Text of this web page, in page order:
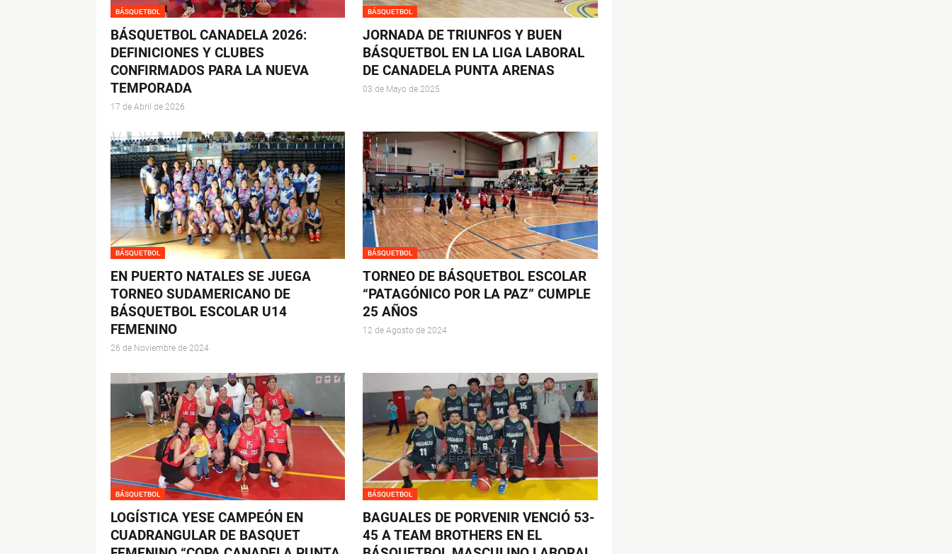
BÁSQUETBOL
BÁSQUETBOL CANADELA 2026:
DEFINICIONES Y CLUBES
CONFIRMADOS PARA LA NUEVA
TEMPORADA
17 de Abril de 2026
BÁSQUETBOL
JORNADA DE TRIUNFOS Y BUEN
BÁSQUETBOL EN LA LIGA LABORAL
DE CANADELA PUNTA ARENAS
03 de Mayo de 2025
BÁSQUETBOL
EN PUERTO NATALES SE JUEGA
TORNEO SUDAMERICANO DE
BÁSQUETBOL ESCOLAR U14
FEMENINO
26 de Noviembre de 2024
BÁSQUETBOL
TORNEO DE BÁSQUETBOL ESCOLAR
“PATAGÓNICO POR LA PAZ” CUMPLE
25 AÑOS
12 de Agosto de 2024
BÁSQUETBOL
LOGÍSTICA YESE CAMPEÓN EN
CUADRANGULAR DE BASQUET
BÁSQUETBOL
BAGUALES DE PORVENIR VENCIÓ 53-
45 A TEAM BROTHERS EN EL